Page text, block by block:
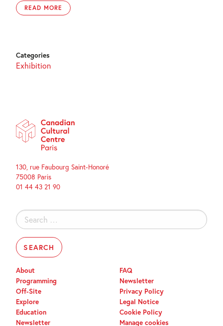
READ MORE
Categories
Exhibition
130, rue Faubourg Saint-Honoré
75008 Paris
01 44 43 21 90
Search
for:
About
Programming
Off-Site
Explore
Education
Newsletter
FAQ
Newsletter
Privacy Policy
Legal Notice
Cookie Policy
Manage cookies